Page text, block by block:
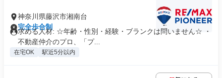
神奈川県藤沢市湘南台
完全歩合制
求める人材: ☆年齢・性別・経験・ブランクは問いません☆ ・
不動産仲介のプロ、「プ...
在宅OK 駅近5分以内